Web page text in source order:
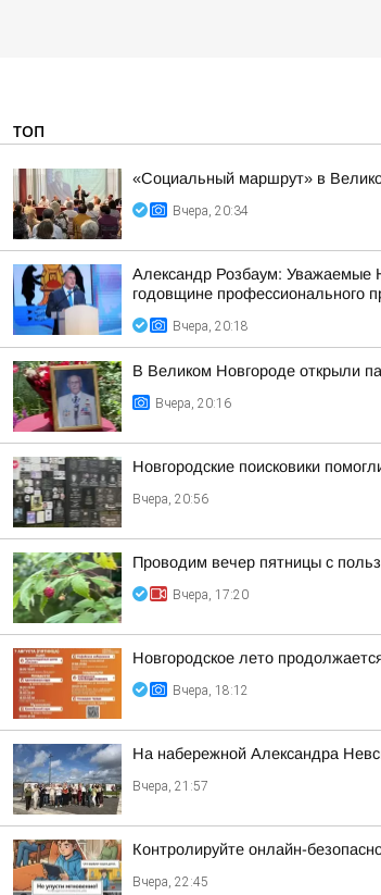
ТОП
«Социальный маршрут» в
Вчера, 20:34
Александр Розбаум: Уважаемые
годовщине профессионального
Вчера, 20:18
В Великом Новгороде открыли
Вчера, 20:16
Новгородские поисковики
Вчера, 20:56
Проводим вечер пятницы с
Вчера, 17:20
Новгородское лето
Вчера, 18:12
На набережной Александра
Вчера, 21:57
Контролируйте онлайн-
Вчера, 22:45